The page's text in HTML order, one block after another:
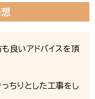
良いアドバイスを頂
ちりとした工事をし